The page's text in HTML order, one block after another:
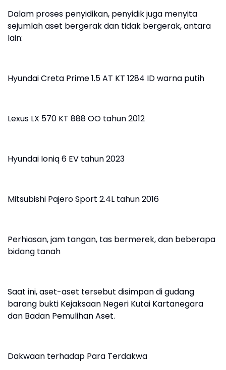
Dalam proses penyidikan, penyidik juga menyita
sejumlah aset bergerak dan tidak bergerak, antara
lain:
Hyundai Creta Prime 1.5 AT KT 1284 ID warna putih
Lexus LX 570 KT 888 OO tahun 2012
Hyundai Ioniq 6 EV tahun 2023
Mitsubishi Pajero Sport 2.4L tahun 2016
Perhiasan, jam tangan, tas bermerek, dan beberapa
bidang tanah
Saat ini, aset-aset tersebut disimpan di gudang
barang bukti Kejaksaan Negeri Kutai Kartanegara
dan Badan Pemulihan Aset.
Dakwaan terhadap Para Terdakwa